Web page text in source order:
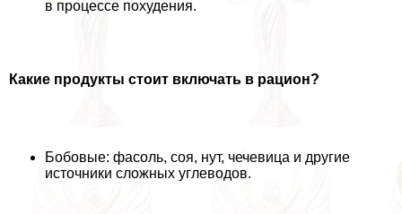
в процессе похудения.
Какие продукты стоит включать в рацион?
Бобовые: фасоль, соя, нут, чечевица и другие
источники сложных углеводов.